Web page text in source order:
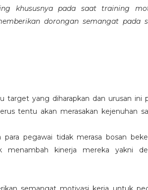
khususnya pada saat training
dorongan semangat pada
target yang diharapkan dan urusan ini
tentu akan merasakan kejenuhan
pegawai tidak merasa bosan
menambah kinerja mereka yakni